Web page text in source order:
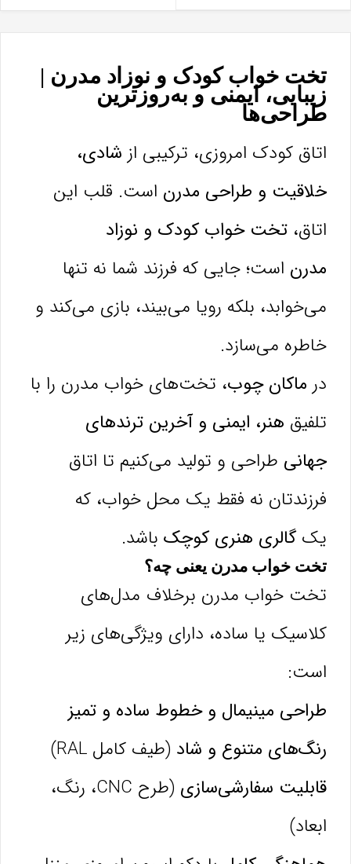
تخت خواب کودک و نوزاد مدرن |
زیبایی، ایمنی و به‌روزترین
طراحی‌ها
اتاق کودک امروزی، ترکیبی از شادی،
خلاقیت و طراحی مدرن است. قلب این
اتاق، تخت خواب کودک و نوزاد
مدرن است؛ جایی که فرزند شما نه تنها
می‌خوابد، بلکه رویا می‌بیند، بازی می‌کند و
خاطره می‌سازد.
در ماکان چوب، تخت‌های خواب مدرن را با
تلفیق هنر، ایمنی و آخرین ترندهای
جهانی طراحی و تولید می‌کنیم تا اتاق
فرزندتان نه فقط یک محل خواب، که
یکگالری هنری کوچک باشد.
تخت خواب مدرن یعنی چه؟
تخت خواب مدرن برخلاف مدل‌های
کلاسیک یا ساده، دارای ویژگی‌های زیر
است:
طراحی مینیمال و خطوط ساده و تمیز
رنگ‌های متنوع و شاد (طیف کامل RAL)
قابلیت سفارشی‌سازی
(طرح CNC، رنگ،
ابعاد)